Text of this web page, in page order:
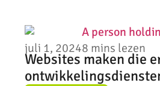
juli 1, 20248 mins lezen
Websites maken die